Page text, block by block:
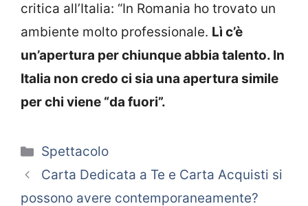
critica all’Italia: “In Romania ho trovato un
ambiente molto professionale. Lì c’è
un’apertura per chiunque abbia talento. In
Italia non credo ci sia una apertura simile
per chi viene “da fuori”.
Categorie
Spettacolo
Carta Dedicata a Te e Carta Acquisti si
possono avere contemporaneamente?